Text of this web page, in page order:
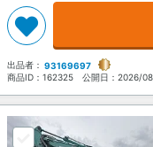
出品者： 93169697
商品ID： 162325 公開日： 2026/